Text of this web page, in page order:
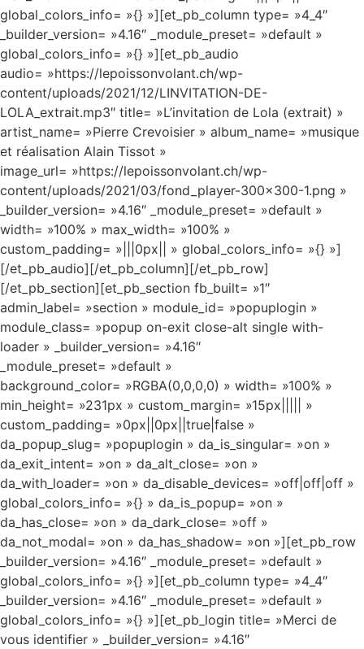
global_colors_info= »{} »][et_pb_column type= »4_4″
_builder_version= »4.16″ _module_preset= »default »
global_colors_info= »{} »][et_pb_audio
audio= »https://lepoissonvolant.ch/wp-
content/uploads/2021/12/LINVITATION-DE-
LOLA_extrait.mp3″ title= »L’invitation de Lola (extrait) »
artist_name= »Pierre Crevoisier » album_name= »musique
et réalisation Alain Tissot »
image_url= »https://lepoissonvolant.ch/wp-
content/uploads/2021/03/fond_player-300×300-1.png »
_builder_version= »4.16″ _module_preset= »default »
width= »100% » max_width= »100% »
custom_padding= »|||0px|| » global_colors_info= »{} »]
[/et_pb_audio][/et_pb_column][/et_pb_row]
[/et_pb_section][et_pb_section fb_built= »1″
admin_label= »section » module_id= »popuplogin »
module_class= »popup on-exit close-alt single with-
loader » _builder_version= »4.16″
_module_preset= »default »
background_color= »RGBA(0,0,0,0) » width= »100% »
min_height= »231px » custom_margin= »15px||||| »
custom_padding= »0px||0px||true|false »
da_popup_slug= »popuplogin » da_is_singular= »on »
da_exit_intent= »on » da_alt_close= »on »
da_with_loader= »on » da_disable_devices= »off|off|off »
global_colors_info= »{} » da_is_popup= »on »
da_has_close= »on » da_dark_close= »off »
da_not_modal= »on » da_has_shadow= »on »][et_pb_row
_builder_version= »4.16″ _module_preset= »default »
global_colors_info= »{} »][et_pb_column type= »4_4″
_builder_version= »4.16″ _module_preset= »default »
global_colors_info= »{} »][et_pb_login title= »Merci de
vous identifier » _builder_version= »4.16″